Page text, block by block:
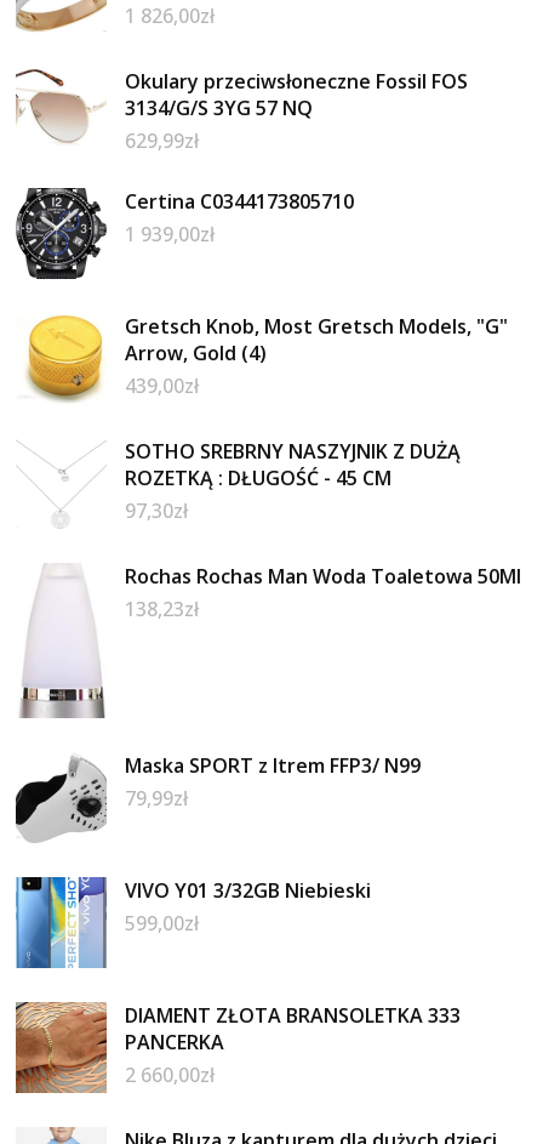
1 826,00zł
Okulary przeciwsłoneczne Fossil FOS
3134/G/S 3YG 57 NQ
629,99zł
Certina C0344173805710
1 939,00zł
Gretsch Knob, Most Gretsch Models, "G"
Arrow, Gold (4)
439,00zł
SOTHO SREBRNY NASZYJNIK Z DUŻĄ
ROZETKĄ : DŁUGOŚĆ - 45 CM
97,30zł
Rochas Rochas Man Woda Toaletowa 50Ml
138,23zł
Maska SPORT z filtrem FFP3/ N99
79,99zł
VIVO Y01 3/32GB Niebieski
599,00zł
DIAMENT ZŁOTA BRANSOLETKA 333
PANCERKA
2 660,00zł